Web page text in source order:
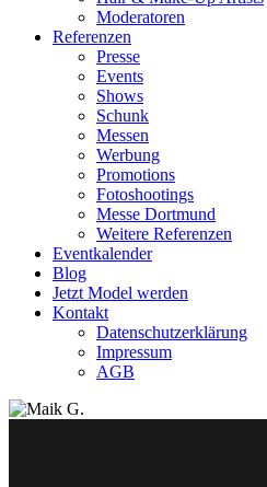
Moderatoren
Referenzen
Presse
Events
Shows
Schunk
Messen
Werbung
Promotions
Fotoshootings
Messe Dortmund
Weitere Referenzen
Eventkalender
Blog
Jetzt Model werden
Kontakt
Datenschutzerklärung
Impressum
AGB